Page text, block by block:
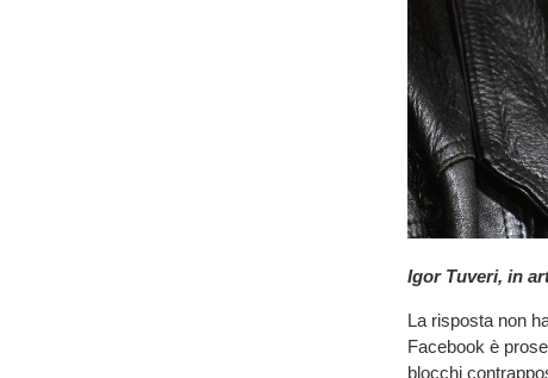
Igor Tuveri, in
La risposta non
Facebook è
blocchi